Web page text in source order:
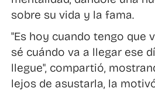
sobre su vida y la fama.
"Es hoy cuando tengo que
sé cuándo va a llegar ese
llegue", compartió,
lejos de asustarla, la